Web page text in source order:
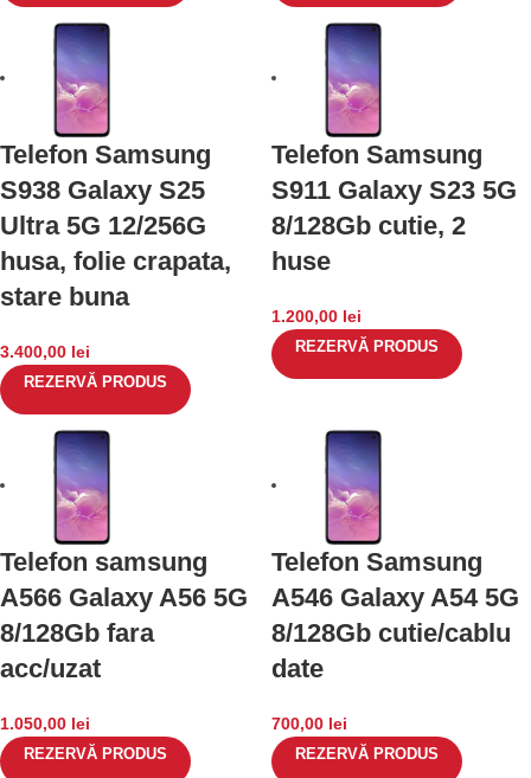
Telefon Samsung
S938 Galaxy S25
Ultra 5G 12/256G
husa, folie crapata,
stare buna
3.400,00 lei
REZERVĂ PRODUS
Telefon Samsung
S911 Galaxy S23 5G
8/128Gb cutie, 2
huse
1.200,00 lei
REZERVĂ PRODUS
Telefon samsung
A566 Galaxy A56 5G
8/128Gb fara
acc/uzat
1.050,00 lei
REZERVĂ PRODUS
Telefon Samsung
A546 Galaxy A54 5G
8/128Gb cutie/cablu
date
700,00 lei
REZERVĂ PRODUS